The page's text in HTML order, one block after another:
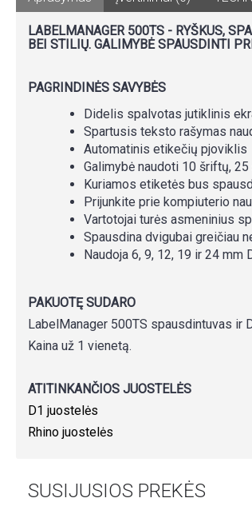
LABELMANAGER 500TS - RYŠKUS,
BEI STILIŲ. GALIMYBĖ SPAUSDINTI
PAGRINDINĖS SAVYBĖS
Didelis spalvotas jutiklinis
Spartusis teksto rašymas
Automatinis etikečių pjoviklis
Galimybė naudoti 10 šriftų,
Kuriamos etiketės bus
Prijunkite prie kompiuterio
Vartotojai turės asmeninius
Spausdina dvigubai greičiau
Naudoja 6, 9, 12, 19 ir 24 mm
PAKUOTĘ SUDARO
LabelManager 500TS spausdintuvas ir
Kaina už 1 vienetą.
ATITINKANČIOS JUOSTELĖS
D1 juostelės
Rhino juostelės
SUSIJUSIOS PREKĖS